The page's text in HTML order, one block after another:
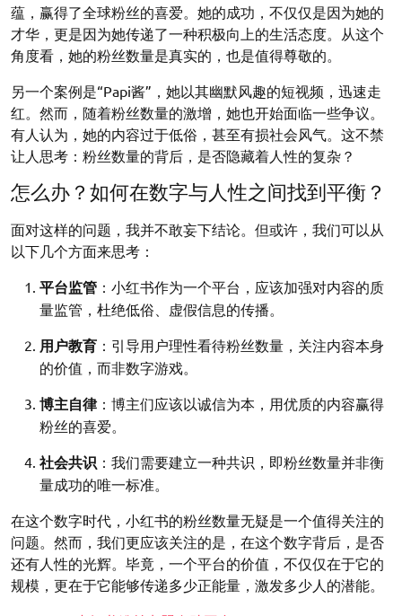
蕴，赢得了全球粉丝的喜爱。她的成功，不仅仅是因为她的
才华，更是因为她传递了一种积极向上的生活态度。从这个
角度看，她的粉丝数量是真实的，也是值得尊敬的。
另一个案例是“Papi酱”，她以其幽默风趣的短视频，迅速走
红。然而，随着粉丝数量的激增，她也开始面临一些争议。
有人认为，她的内容过于低俗，甚至有损社会风气。这不禁
让人思考：粉丝数量的背后，是否隐藏着人性的复杂？
怎么办？如何在数字与人性之间找到平衡？
面对这样的问题，我并不敢妄下结论。但或许，我们可以从
以下几个方面来思考：
平台监管 ：小红书作为一个平台，应该加强对内容的质
量监管，杜绝低俗、虚假信息的传播。
用户教育 ：引导用户理性看待粉丝数量，关注内容本身
的价值，而非数字游戏。
博主自律：博主们应该以诚信为本，用优质的内容赢得
粉丝的喜爱。
社会共识 ：我们需要建立一种共识，即粉丝数量并非衡
量成功的唯一标准。
在这个数字时代，小红书的粉丝数量无疑是一个值得关注的
问题。然而，我们更应该关注的是，在这个数字背后，是否
还有人性的光辉。毕竟，一个平台的价值，不仅仅在于它的
规模，更在于它能够传递多少正能量，激发多少人的潜能。